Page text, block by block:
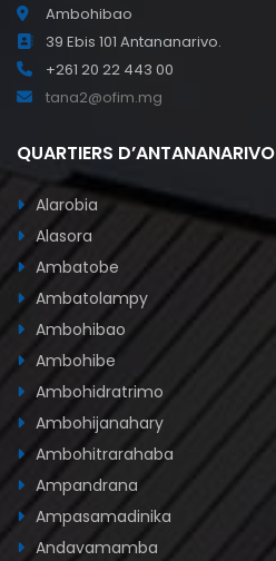
Ambohibao
39 Ebis 101 Antananarivo.
+261 20 22 443 00
tana2@ofim.mg
QUARTIERS D’ANTANANARIVO
Alarobia
Alasora
Ambatobe
Ambatolampy
Ambohibao
Ambohibe
Ambohidratrimo
Ambohijanahary
Ambohitrarahaba
Ampandrana
Ampasamadinika
Andavamamba